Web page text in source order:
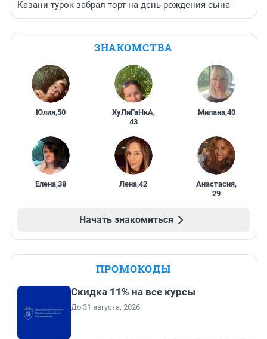
Казани турок забрал торт на день рождения сына
ЗНАКОМСТВА
Юлия,50 ХуЛиГаНкА,
43
Милана,40
Елена,38 Лена,42 Анастасия,
29
Начать знакомиться
ПРОМОКОДЫ
Скидка 11% на все курсы
До 31 августа, 2026